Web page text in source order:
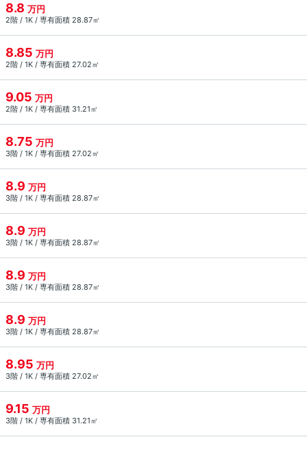
8.8 万円
2階 / 1K / 専有面積 28.87㎡
8.85 万円
2階 / 1K / 専有面積 27.02㎡
9.05 万円
2階 / 1K / 専有面積 31.21㎡
8.75 万円
3階 / 1K / 専有面積 27.02㎡
8.9 万円
3階 / 1K / 専有面積 28.87㎡
8.9 万円
3階 / 1K / 専有面積 28.87㎡
8.9 万円
3階 / 1K / 専有面積 28.87㎡
8.9 万円
3階 / 1K / 専有面積 28.87㎡
8.95 万円
3階 / 1K / 専有面積 27.02㎡
9.15 万円
3階 / 1K / 専有面積 31.21㎡